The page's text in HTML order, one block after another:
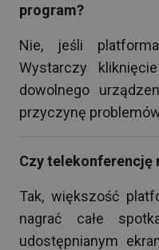
program?
Nie, jeśli
Wystarczy
dowolnego
przyczynę
Czy telekonferencję
Tak, większość
nagrać całe
udostępnianym